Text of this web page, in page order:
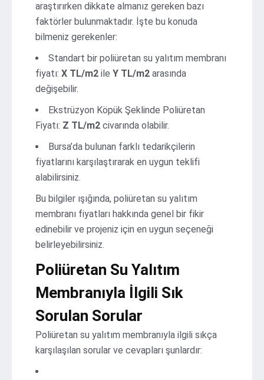
araştırırken dikkate almanız gereken bazı
faktörler bulunmaktadır. İşte bu konuda
bilmeniz gerekenler:
Standart bir poliüretan su yalıtım membranı
fiyatı: X TL/m2 ile Y TL/m2 arasında
değişebilir.
Ekstrüzyon Köpük Şeklinde Poliüretan
Fiyatı: Z TL/m2 civarında olabilir.
Bursa’da bulunan farklı tedarikçilerin
fiyatlarını karşılaştırarak en uygun teklifi
alabilirsiniz.
Bu bilgiler ışığında, poliüretan su yalıtım
membranı fiyatları hakkında genel bir fikir
edinebilir ve projeniz için en uygun seçeneği
belirleyebilirsiniz.
Poliüretan Su Yalıtım
Membranıyla İlgili Sık
Sorulan Sorular
Poliüretan su yalıtım membranıyla ilgili sıkça
karşılaşılan sorular ve cevapları şunlardır: